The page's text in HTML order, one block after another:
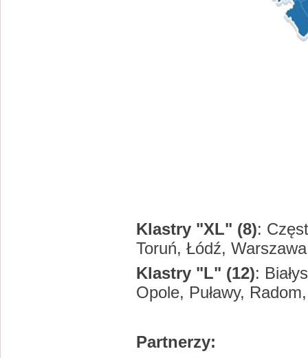
Klastry "XL" (8):
Toruń, Łódź, Warszawa
Klastry "L" (12):
Opole, Puławy,
Partnerzy: